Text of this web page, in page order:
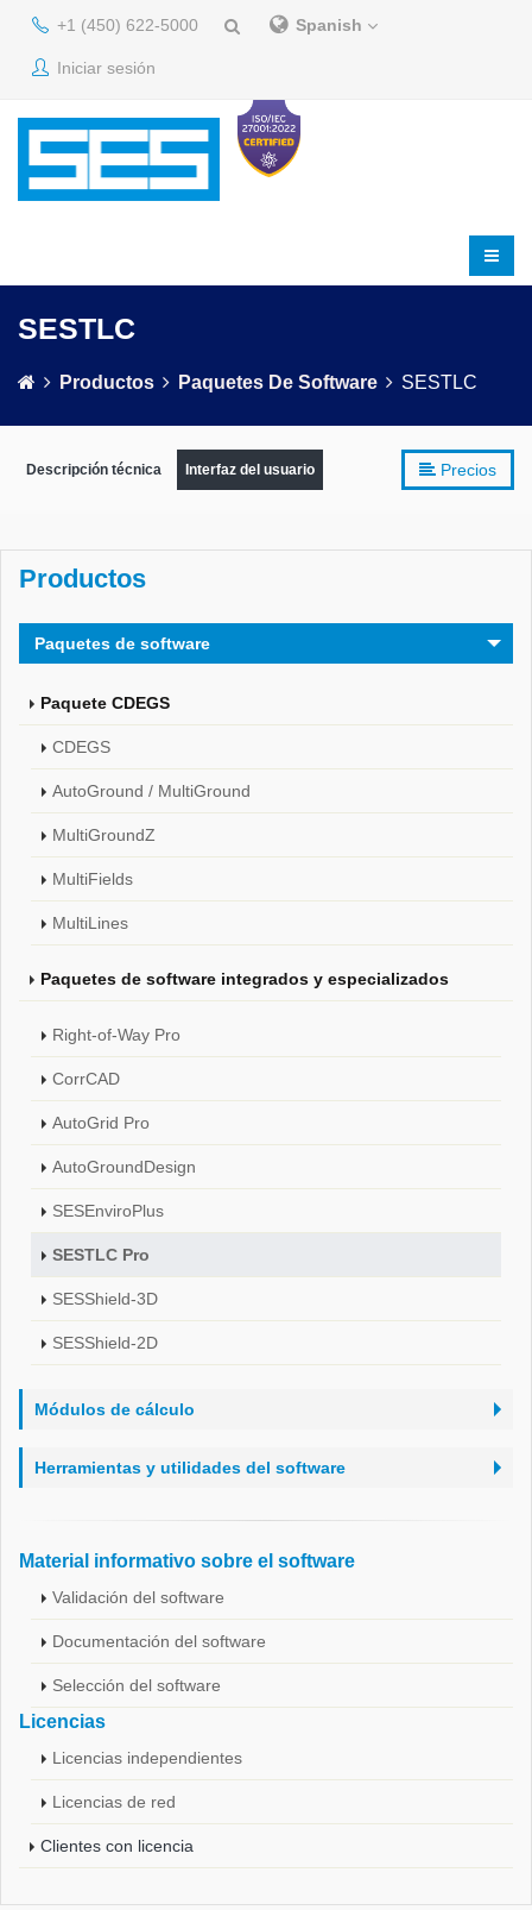
+1 (450) 622-5000 Spanish
Iniciar sesión
SESTLC
Productos Paquetes De Software SESTLC
Precios
Descripción técnica Interfaz del usuario
Productos
Paquetes de software
Paquete CDEGS
CDEGS
AutoGround / MultiGround
MultiGroundZ
MultiFields
MultiLines
Paquetes de software integrados y especializados
Right-of-Way Pro
CorrCAD
AutoGrid Pro
AutoGroundDesign
SESEnviroPlus
SESTLC Pro
SESShield-3D
SESShield-2D
Módulos de cálculo
Herramientas y utilidades del software
Material informativo sobre el software
Validación del software
Documentación del software
Selección del software
Licencias
Licencias independientes
Licencias de red
Clientes con licencia